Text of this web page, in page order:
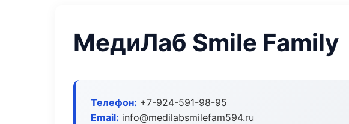
МедиЛаб Smile Family
Телефон: +7-924-591-98-95
Email: info@medilabsmilefam594.ru